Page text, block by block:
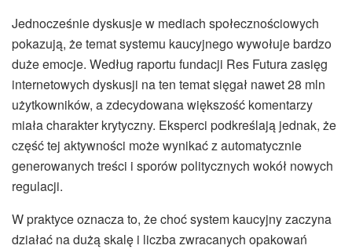
Jednocześnie dyskusje w mediach społecznościowych
pokazują, że temat systemu kaucyjnego wywołuje bardzo
duże emocje. Według raportu fundacji Res Futura zasięg
internetowych dyskusji na ten temat sięgał nawet 28 mln
użytkowników, a zdecydowana większość komentarzy
miała charakter krytyczny. Eksperci podkreślają jednak, że
część tej aktywności może wynikać z automatycznie
generowanych treści i sporów politycznych wokół nowych
regulacji.
W praktyce oznacza to, że choć system kaucyjny zaczyna
działać na dużą skalę i liczba zwracanych opakowań